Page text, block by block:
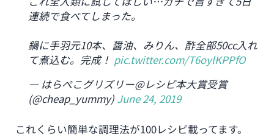
連続で食べてしまった。
鍋に手羽元10本、醤油、みりん、酢全部50cc入れ
て煮込む。完成！ pic.twitter.com/T6oylKPPfO
— はらぺこグリズリー@レシピ本大賞受賞
(@cheap_yummy) June 24, 2019
これくらい簡単な調理法が100レシピ載ってます。